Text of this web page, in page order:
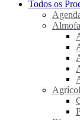
Todos os